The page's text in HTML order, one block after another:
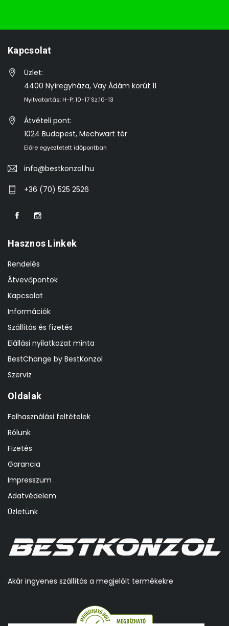
Kapcsolat
Üzlet:
4400 Nyíregyháza, Vay Ádám körút 11
Nyitvatartás: H-P: 10-17 Sz:10-13
Átvételi pont:
1024 Budapest, Mechwart tér
Előre egyeztetett időpontban
info@bestkonzol.hu
+36 (70) 525 2526
Hasznos Linkek
Rendelés
Átvevőpontok
Kapcsolat
Információk
Szállítás és fizetés
Elállási nyilatkozat minta
BestChange by BestKonzol
Szerviz
Oldalak
Felhasználási feltételek
Rólunk
Fizetés
Garancia
Impresszum
Adatvédelem
Üzletünk
Akár ingyenes szállítás a megjelölt termékekre